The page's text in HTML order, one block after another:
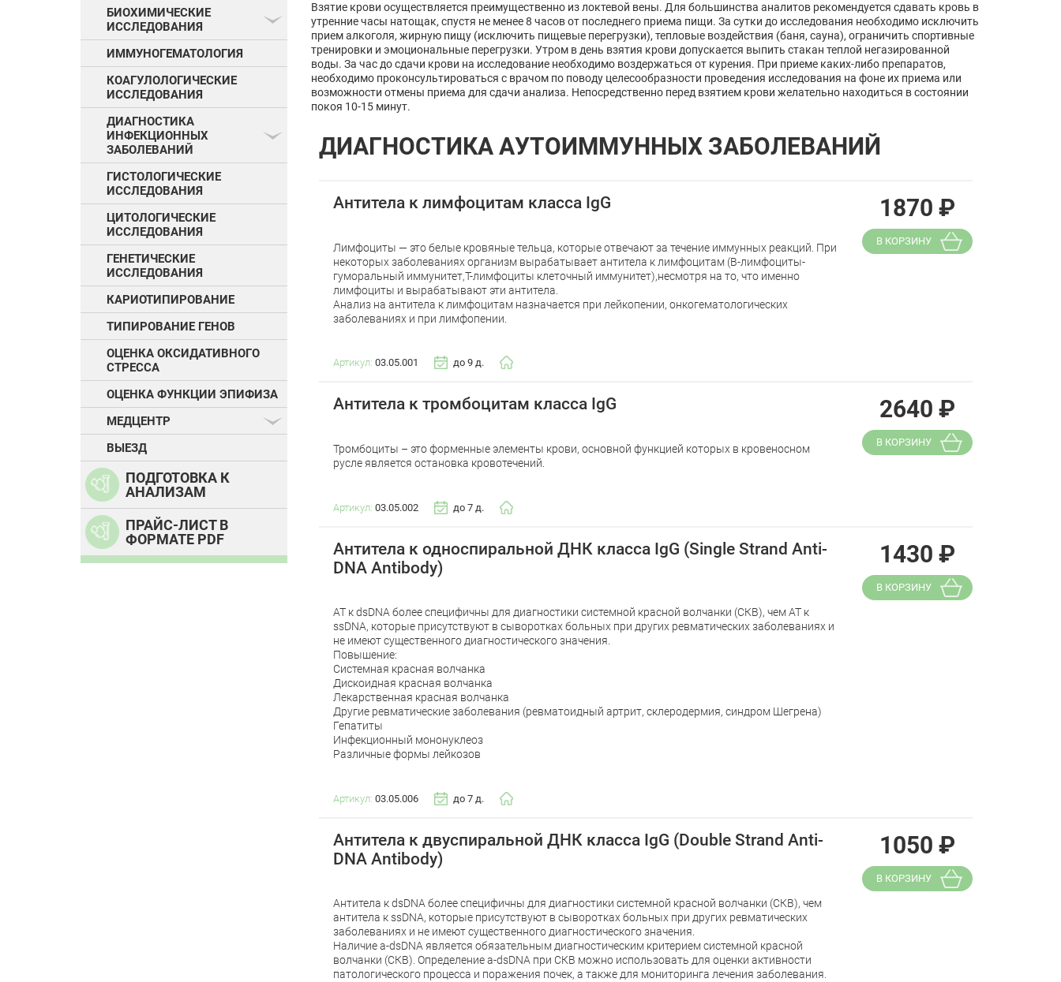
БИОХИМИЧЕСКИЕ
ИССЛЕДОВАНИЯ
ИММУНОГЕМАТОЛОГИЯ
КОАГУЛОЛОГИЧЕСКИЕ
ИССЛЕДОВАНИЯ
ДИАГНОСТИКА
ИНФЕКЦИОННЫХ
ЗАБОЛЕВАНИЙ
ГИСТОЛОГИЧЕСКИЕ
ИССЛЕДОВАНИЯ
ЦИТОЛОГИЧЕСКИЕ
ИССЛЕДОВАНИЯ
ГЕНЕТИЧЕСКИЕ
ИССЛЕДОВАНИЯ
КАРИОТИПИРОВАНИЕ
ТИПИРОВАНИЕ ГЕНОВ
ОЦЕНКА ОКСИДАТИВНОГО
СТРЕССА
ОЦЕНКА ФУНКЦИИ ЭПИФИЗА
МЕДЦЕНТР
ВЫЕЗД
ПОДГОТОВКА К
АНАЛИЗАМ
ПРАЙС-ЛИСТ В
ФОРМАТЕ PDF
Взятие крови осуществляется преимущественно из локтевой вены. Для большинства аналитов рекомендуется сдавать кровь в
утренние часы натощак, спустя не менее 8 часов от последнего приема пищи. За сутки до исследования необходимо исключить
прием алкоголя, жирную пищу (исключить пищевые перегрузки), тепловые воздействия (баня, сауна), ограничить спортивные
тренировки и эмоциональные перегрузки. Утром в день взятия крови допускается выпить стакан теплой негазированной
воды. За час до сдачи крови на исследование необходимо воздержаться от курения. При приеме каких-либо препаратов,
необходимо проконсультироваться с врачом по поводу целесообразности проведения исследования на фоне их приема или
возможности отмены приема для сдачи анализа. Непосредственно перед взятием крови желательно находиться в состоянии
покоя 10-15 минут.
ДИАГНОСТИКА АУТОИММУННЫХ ЗАБОЛЕВАНИЙ
Антитела к лимфоцитам класса IgG
Лимфоциты — это белые кровяные тельца, которые отвечают за течение иммунных реакций. При
некоторых заболеваниях организм вырабатывает антитела к лимфоцитам (В-лимфоциты-
гуморальный иммунитет,Т-лимфоциты клеточный иммунитет),несмотря на то, что именно
лимфоциты и вырабатывают эти антитела.
Анализ на антитела к лимфоцитам назначается при лейкопении, онкогематологических
заболеваниях и при лимфопении.
Артикул: 03.05.001 до 9 д.
1870 ₽
В КОРЗИНУ
Антитела к тромбоцитам класса IgG
Тромбоциты – это форменные элементы крови, основной функцией которых в кровеносном
русле является остановка кровотечений.
Артикул: 03.05.002 до 7 д.
2640 ₽
В КОРЗИНУ
Антитела к односпиральной ДНК класса IgG (Single Strand Anti-
DNA Antibody)
АТ к dsDNA более специфичны для диагностики системной красной волчанки (СКВ), чем АТ к
ssDNA, которые присутствуют в сыворотках больных при других ревматических заболеваниях и
не имеют существенного диагностического значения.
Повышение:
Системная красная волчанка
Дискоидная красная волчанка
Лекарственная красная волчанка
Другие ревматические заболевания (ревматоидный артрит, склеродермия, синдром Шегрена)
Гепатиты
Инфекционный мононуклеоз
Различные формы лейкозов
Артикул: 03.05.006 до 7 д.
1430 ₽
В КОРЗИНУ
Антитела к двуспиральной ДНК класса IgG (Double Strand Anti-
DNA Antibody)
Антитела к dsDNA более специфичны для диагностики системной красной волчанки (СКВ), чем
антитела к ssDNA, которые присутствуют в сыворотках больных при других ревматических
заболеваниях и не имеют существенного диагностического значения.
Наличие a-dsDNA является обязательным диагностическим критерием системной красной
волчанки (СКВ). Определение a-dsDNA при СКВ можно использовать для оценки активности
патологического процесса и поражения почек, а также для мониторинга лечения заболевания.
1050 ₽
В КОРЗИНУ